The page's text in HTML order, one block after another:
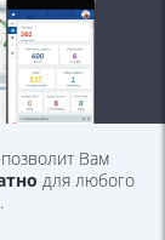
Вам
для любого